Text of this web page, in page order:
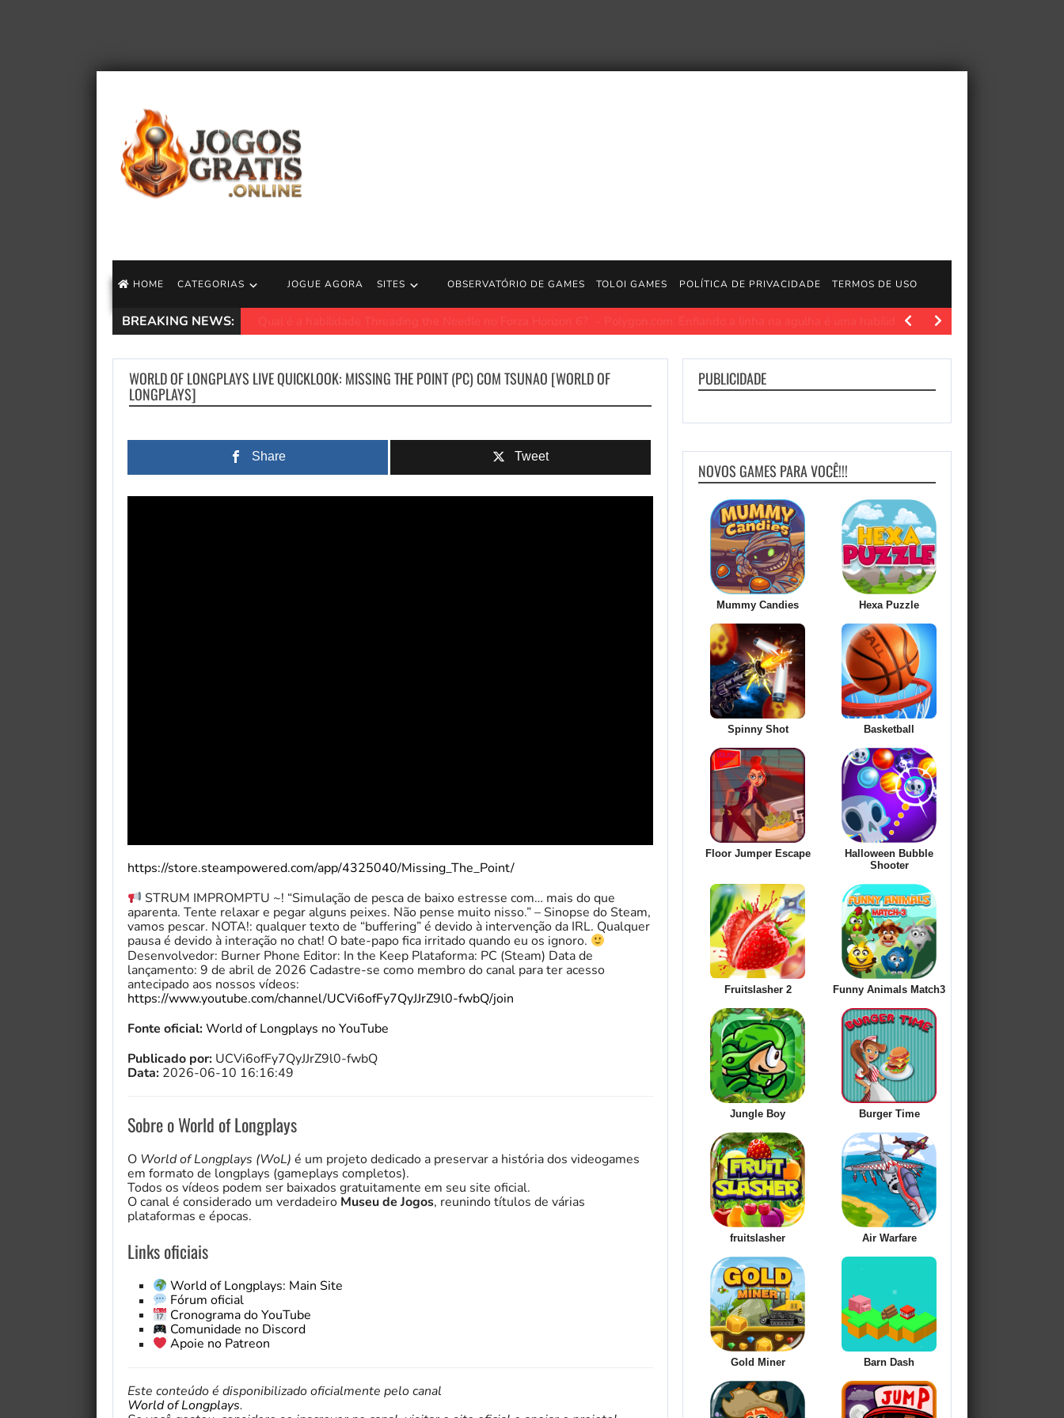
HOME CATEGORIAS JOGUE AGORA SITES OBSERVATÓRIO DE GAMES TOLOI GAMES POLÍTICA DE PRIVACIDADE TERMOS DE USO
BREAKING NEWS: Polygon.com. Não é sempre que, como alguém que escreve…
WORLD OF LONGPLAYS LIVE QUICKLOOK: MISSING THE POINT (PC) COM TSUNAO [WORLD OF
LONGPLAYS]
Share Tweet
https://store.steampowered.com/app/4325040/Missing_The_Point/
STRUM IMPROMPTU ~! “Simulação de pesca de baixo estresse com… mais do que
aparenta. Tente relaxar e pegar alguns peixes. Não pense muito nisso.” – Sinopse do Steam,
vamos pescar. NOTA!: qualquer texto de “buffering” é devido à intervenção da IRL. Qualquer
pausa é devido à interação no chat! O bate-papo fica irritado quando eu os ignoro.
Desenvolvedor: Burner Phone Editor: In the Keep Plataforma: PC (Steam) Data de
lançamento: 9 de abril de 2026 Cadastre-se como membro do canal para ter acesso
antecipado aos nossos vídeos:
https://www.youtube.com/channel/UCVi6ofFy7QyJJrZ9l0-fwbQ/join
Fonte oficial:World of Longplays no YouTube
Publicado por: UCVi6ofFy7QyJJrZ9l0-fwbQ
Data: 2026-06-10 16:16:49
Sobre o World of Longplays
O World of Longplays (WoL) é um projeto dedicado a preservar a história dos videogames
em formato de longplays (gameplays completos).
Todos os vídeos podem ser baixados gratuitamente em seu site oficial.
O canal é considerado um verdadeiro Museu de Jogos, reunindo títulos de várias
plataformas e épocas.
Links oficiais
World of Longplays: Main Site
Fórum oficial
Cronograma do YouTube
Comunidade no Discord
Apoie no Patreon
Este conteúdo é disponibilizado oficialmente pelo canal
World of Longplays.
PUBLICIDADE
NOVOS GAMES PARA VOCÊ!!!
Mummy Candies Hexa Puzzle
Spinny Shot Basketball
Floor Jumper Escape
Halloween Bubble
Shooter
Fruitslasher 2 Funny Animals Match3
Jungle Boy Burger Time
fruitslasher Air Warfare
Gold Miner Barn Dash